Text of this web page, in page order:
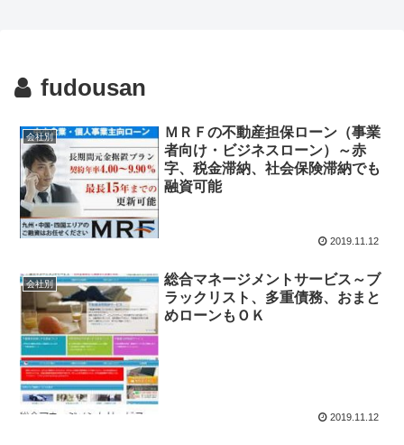
fudousan
会社別
ＭＲＦの不動産担保ローン（事業
者向け・ビジネスローン）～赤
字、税金滞納、社会保険滞納でも
融資可能
2019.11.12
会社別
総合マネージメントサービス～ブ
ラックリスト、多重債務、おまと
めローンもＯＫ
2019.11.12